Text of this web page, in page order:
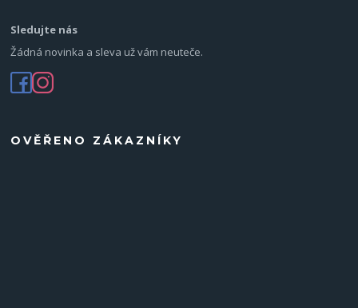
Sledujte nás
Žádná novinka a sleva už vám neuteče.
OVĚŘENO ZÁKAZNÍKY